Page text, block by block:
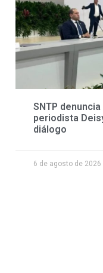
SNTP
periodista
diálogo
6 de agosto de 2026